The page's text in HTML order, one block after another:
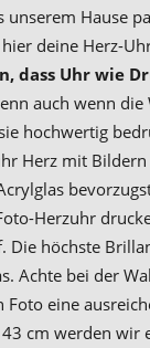
unserem Hause
deine Herz-
dass Uhr wie
auch wenn
hochwertig
Herz mit
Herzuhr
Die höchste
Achte bei der
Foto eine
cm werden wir